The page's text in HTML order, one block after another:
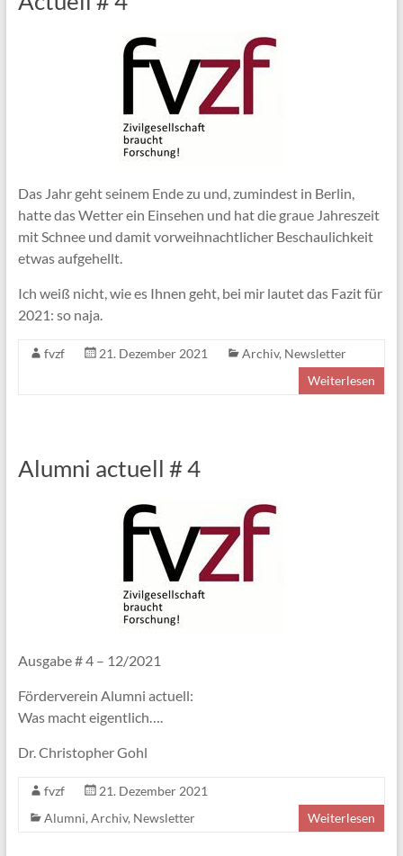
Das Jahr geht seinem Ende zu und, zumindest in Berlin,
hatte das Wetter ein Einsehen und hat die graue Jahreszeit
mit Schnee und damit vorweihnachtlicher Beschaulichkeit
etwas aufgehellt.
Ich weiß nicht, wie es Ihnen geht, bei mir lautet das Fazit für
2021: so naja.
fvzf 21. Dezember 2021 Archiv, Newsletter
Weiterlesen
Alumni actuell # 4
Ausgabe # 4 – 12/2021
Förderverein Alumni actuell:
Was macht eigentlich….
Dr. Christopher Gohl
fvzf
21. Dezember 2021
Alumni, Archiv, Newsletter Weiterlesen